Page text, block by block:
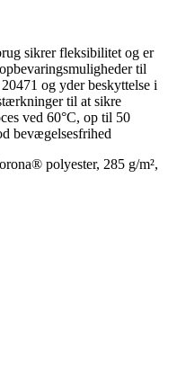
sikrer fleksibilitet og er
til
og yder beskyttelse i
til at sikre
ved 60°C, op til 50
bevægelsesfrihed
polyester, 285 g/m²,